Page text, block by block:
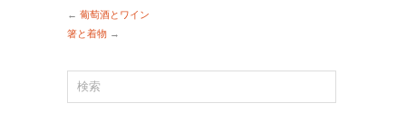
← 葡萄酒とワイン
箸と着物 →